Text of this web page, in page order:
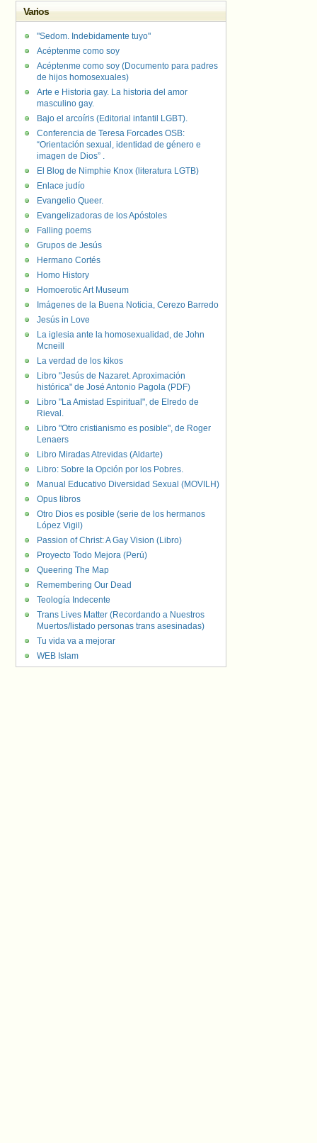
Varios
"Sedom. Indebidamente tuyo"
Acéptenme como soy
Acéptenme como soy (Documento para padres
de hijos homosexuales)
Arte e Historia gay. La historia del amor
masculino gay.
Bajo el arcoíris (Editorial infantil LGBT).
Conferencia de Teresa Forcades OSB:
“Orientación sexual, identidad de género e
imagen de Dios” .
El Blog de Nimphie Knox (literatura LGTB)
Enlace judío
Evangelio Queer.
Evangelizadoras de los Apóstoles
Falling poems
Grupos de Jesús
Hermano Cortés
Homo History
Homoerotic Art Museum
Imágenes de la Buena Noticia, Cerezo Barredo
Jesús in Love
La iglesia ante la homosexualidad, de John
Mcneill
La verdad de los kikos
Libro "Jesús de Nazaret. Aproximación
histórica" de José Antonio Pagola (PDF)
Libro "La Amistad Espiritual", de Elredo de
Rieval.
Libro "Otro cristianismo es posible", de Roger
Lenaers
Libro Miradas Atrevidas (Aldarte)
Libro: Sobre la Opción por los Pobres.
Manual Educativo Diversidad Sexual (MOVILH)
Opus libros
Otro Dios es posible (serie de los hermanos
López Vigil)
Passion of Christ: A Gay Vision (Libro)
Proyecto Todo Mejora (Perú)
Queering The Map
Remembering Our Dead
Teología Indecente
Trans Lives Matter (Recordando a Nuestros
Muertos/listado personas trans asesinadas)
Tu vida va a mejorar
WEB Islam